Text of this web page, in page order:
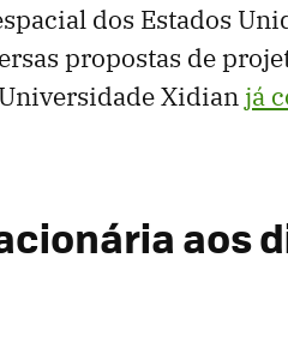
dos Estados
propostas de
Xidian já
aos